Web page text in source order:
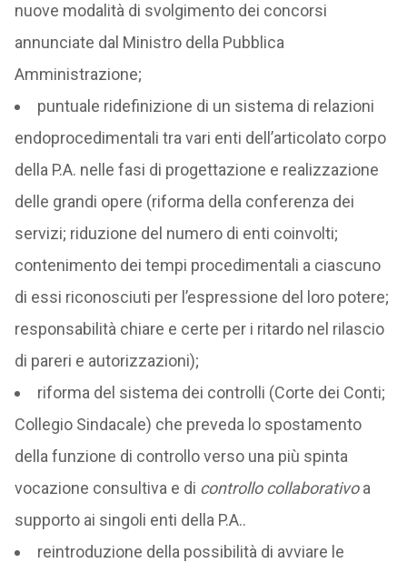
nuove modalità di svolgimento dei concorsi
annunciate dal Ministro della Pubblica
Amministrazione;
puntuale ridefinizione di un sistema di relazioni
endoprocedimentali tra vari enti dell’articolato corpo
della P.A. nelle fasi di progettazione e realizzazione
delle grandi opere (riforma della conferenza dei
servizi; riduzione del numero di enti coinvolti;
contenimento dei tempi procedimentali a ciascuno
di essi riconosciuti per l’espressione del loro potere;
responsabilità chiare e certe per i ritardo nel rilascio
di pareri e autorizzazioni);
riforma del sistema dei controlli (Corte dei Conti;
Collegio Sindacale) che preveda lo spostamento
della funzione di controllo verso una più spinta
vocazione consultiva e di controllo collaborativoa
supporto ai singoli enti della P.A..
reintroduzione della possibilità di avviare le